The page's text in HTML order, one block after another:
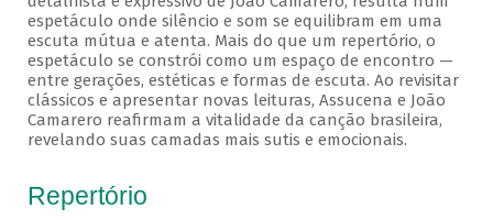
espetáculo onde silêncio e som se equilibram em uma
escuta mútua e atenta. Mais do que um repertório, o
espetáculo se constrói como um espaço de encontro —
entre gerações, estéticas e formas de escuta. Ao revisitar
clássicos e apresentar novas leituras, Assucena e João
Camarero reafirmam a vitalidade da canção brasileira,
revelando suas camadas mais sutis e emocionais.
Repertório